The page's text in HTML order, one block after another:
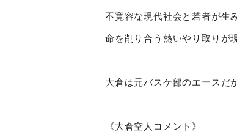
不寛容な現代社会と若者が生
命を削り合う熱いやり取りが
大倉は元バスケ部のエースだ
《大倉空人コメント》